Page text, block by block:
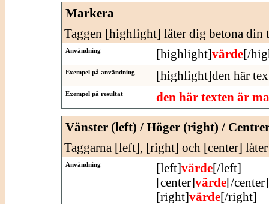
Markera
Taggen [highlight] låter dig betona din
Användning [highlight]värde[/
Exempel på användning [highlight]den här
Exempel på resultat den här texten är
Vänster (left) / Höger (right) /
Taggarna [left], [right] och [center]
Användning [left]värde[/left]
[center]värde[/center]
[right]värde[/right]